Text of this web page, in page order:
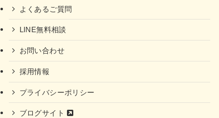
よくあるご質問
LINE無料相談
お問い合わせ
採用情報
プライバシーポリシー
ブログサイト